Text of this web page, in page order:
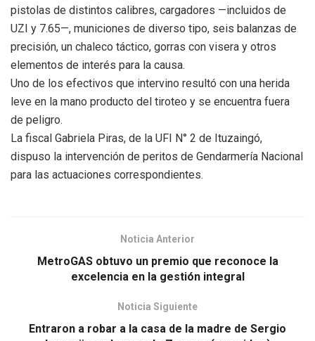
pistolas de distintos calibres, cargadores —incluidos de
UZI y 7.65—, municiones de diverso tipo, seis balanzas de
precisión, un chaleco táctico, gorras con visera y otros
elementos de interés para la causa.
Uno de los efectivos que intervino resultó con una herida
leve en la mano producto del tiroteo y se encuentra fuera
de peligro.
La fiscal Gabriela Piras, de la UFI N° 2 de Ituzaingó,
dispuso la intervención de peritos de Gendarmería Nacional
para las actuaciones correspondientes.
Noticia Anterior
MetroGAS obtuvo un premio que reconoce la
excelencia en la gestión integral
Noticia Siguiente
Entraron a robar a la casa de la madre de Sergio